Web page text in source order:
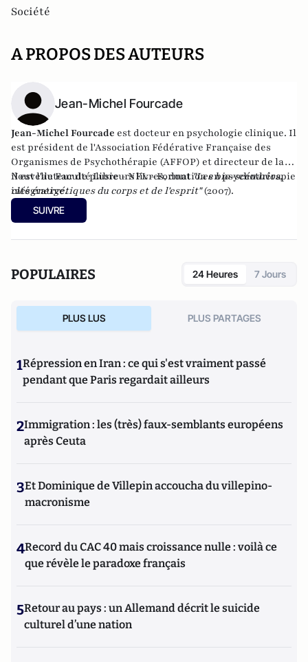
Société
A PROPOS DES AUTEURS
Jean-Michel Fourcade
Jean-Michel Fourcade est docteur en psychologie clinique. Il
est président de l'Association Fédérative Française des
Organismes de Psychothérapie (AFFOP) et directeur de la
Nouvelle Faculté Libre - NFL - Formation en psychothérapie
intégrative.
il est l'auteur de plusieurs livres, dont"Les bio-scénarios,
clés énergétiques du corps et de l'esprit"(2007).
SUIVRE
POPULAIRES 24 Heures 7 Jours
PLUS LUS PLUS PARTAGES
1Répression en Iran : ce qui s'est vraiment passé
pendant que Paris regardait ailleurs
2Immigration : les (très) faux-semblants européens
après Ceuta
3Et Dominique de Villepin accoucha du villepino-
macronisme
4Record du CAC 40 mais croissance nulle : voilà ce
que révèle le paradoxe français
5Retour au pays : un Allemand décrit le suicide
culturel d’une nation